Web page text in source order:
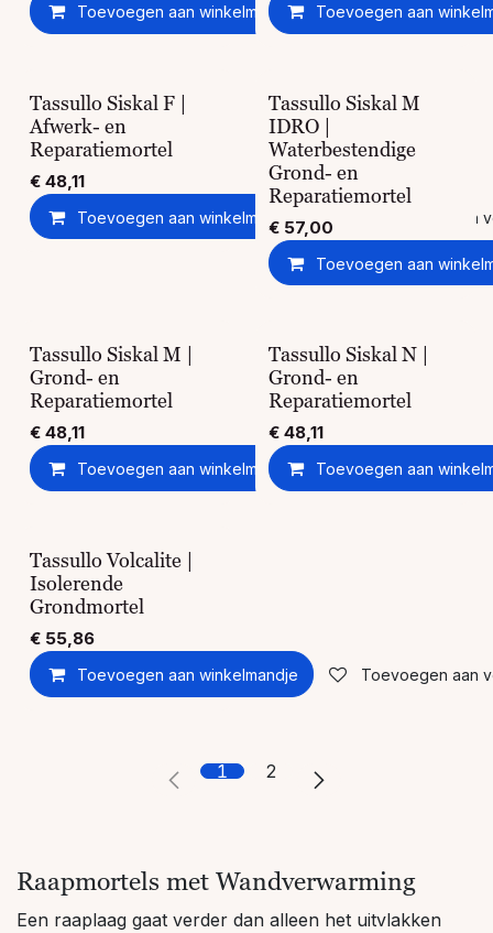
Toevoegen aan winkelmandje Toevoegen aan
Toevoegen aan
Tassullo Siskal F |
Afwerk- en
Reparatiemortel
€ 48,11
Toevoegen aan winkelmandje Toevoegen aan
Tassullo Siskal M
IDRO |
Waterbestendige
Grond- en
Reparatiemortel
€ 57,00
Toevoegen aan
Tassullo Siskal M |
Grond- en
Reparatiemortel
€ 48,11
Toevoegen aan winkelmandje Toevoegen aan
Tassullo Siskal N |
Grond- en
Reparatiemortel
€ 48,11
Toevoegen aan
Tassullo Volcalite |
Isolerende
Grondmortel
€ 55,86
Toevoegen aan winkelmandje Toevoegen aan
1 2
Raapmortels met Wandverwarming
Een raaplaag gaat verder dan alleen het uitvlakken